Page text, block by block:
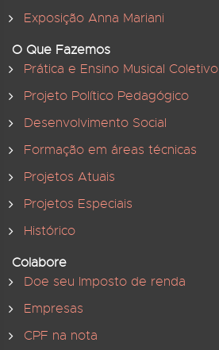
Exposição Anna Mariani
O Que Fazemos
Prática e Ensino Musical Coletivo
Projeto Político Pedagógico
Desenvolvimento Social
Formação em áreas técnicas
Projetos Atuais
Projetos Especiais
Histórico
Colabore
Doe seu Imposto de renda
Empresas
CPF na nota